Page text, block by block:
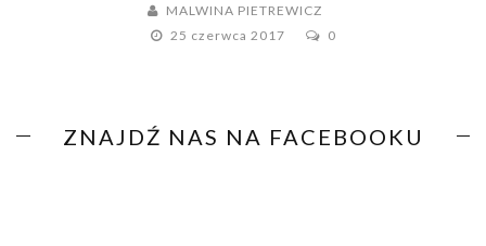
MALWINA PIETREWICZ
25 czerwca 2017
0
ZNAJDŹ NAS NA FACEBOOKU